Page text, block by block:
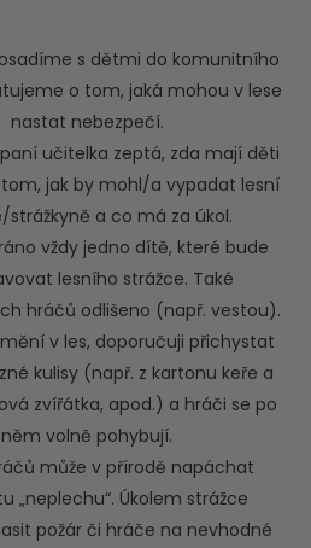
s dětmi do komunitního
o tom, jaká mohou v lese
nastat nebezpečí.
učitelka zeptá, zda mají děti
jak by mohl/a vypadat lesní
strážkyně a co má za úkol.
vždy jedno dítě, které bude
lesního strážce. Také
hráčů odlišeno (např. vestou).
v les, doporučuji přichystat
kulisy (např. z kartonu keře a
zvířátka, apod.) a hráči se po
něm volně pohybují.
může v přírodě napáchat
„neplechu“. Úkolem strážce
požár či hráče na nevhodné